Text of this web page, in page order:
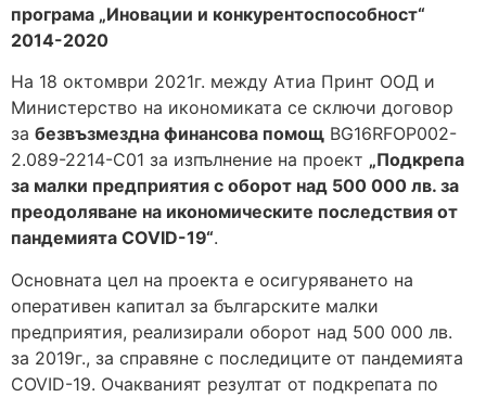
програма „Иновации и конкурентоспособност“
2014-2020
На 18 октомври 2021г. между Атиа Принт ООД и
Министерство на икономиката се сключи договор
за безвъзмездна финансова помощ BG16RFOP002-
2.089-2214-C01 за изпълнение на проект „Подкрепа
за малки предприятия с оборот над 500 000 лв. за
преодоляване на икономическите последствия от
пандемията COVID-19“.
Основната цел на проекта е осигуряването на
оперативен капитал за българските малки
предприятия, реализирали оборот над 500 000 лв.
за 2019г., за справяне с последиците от пандемията
COVID-19. Очакваният резултат от подкрепата по